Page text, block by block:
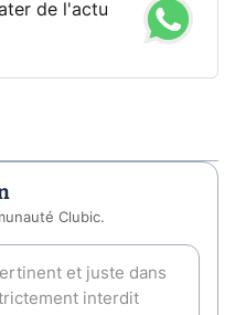
de l'actu
Clubic.